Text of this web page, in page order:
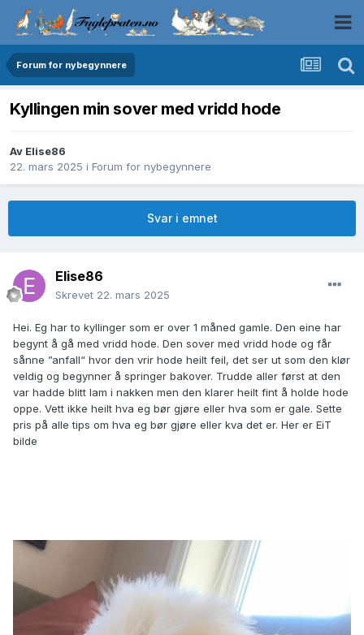
Forum for nybegynnere
Kyllingen min sover med vridd hode
Av Elise86
22. mars 2025 i Forum for nybegynnere
Svar i emnet
Elise86
Skrevet 22. mars 2025
Hei. Eg har to kyllinger som er over 1 måned gamle. Den eine har
begynt å gå med vridd hode. Den sover med vridd hode og får
sånne ”anfall“ hvor den vrir hode heilt feil, det ser ut som den klør
veldig og begynner å springer bakover. Trudde aller først at den
var hadde blitt lam i nakken men den klarer heilt fint å holde hode
oppe. Vett ikke heilt hva eg bør gjøre eller hva som er gale. Sette
pris på alle tips om hva eg bør gjøre eller kva det er. Her er EiT
bilde